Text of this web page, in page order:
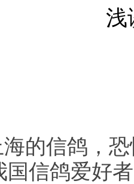
浅
的信鸽，
国信鸽爱好